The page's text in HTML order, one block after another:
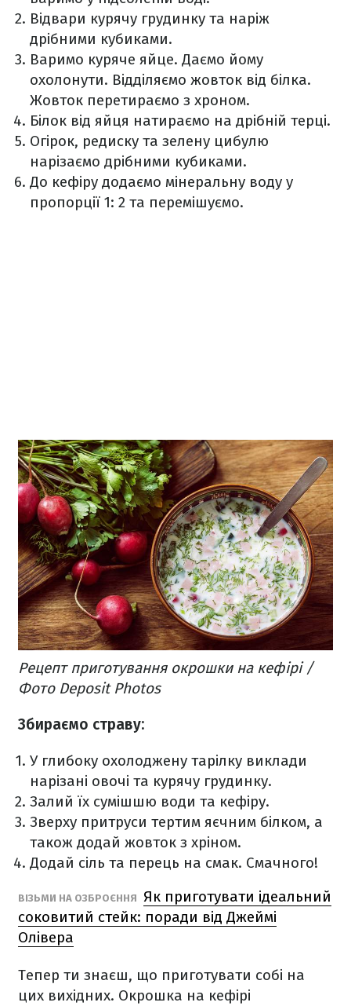
Відвари курячу грудинку та наріж
дрібними кубиками.
Варимо куряче яйце. Даємо йому
охолонути. Відділяємо жовток від білка.
Жовток перетираємо з хроном.
Білок від яйця натираємо на дрібній терці.
Огірок, редиску та зелену цибулю
нарізаємо дрібними кубиками.
До кефіру додаємо мінеральну воду у
пропорції 1: 2 та перемішуємо.
Рецепт приготування окрошки на кефірі /
Фото Deposit Photos
Збираємо страву:
У глибоку охолоджену тарілку виклади
нарізані овочі та курячу грудинку.
Залий їх сумішшю води та кефіру.
Зверху притруси тертим яєчним білком, а
також додай жовток з хріном.
Додай сіль та перець на смак. Смачного!
ВІЗЬМИ НА ОЗБРОЄННЯ Як приготувати ідеальний
соковитий стейк: поради від Джеймі
Олівера
Тепер ти знаєш, що приготувати собі на
цих вихідних. Окрошка на кефірі